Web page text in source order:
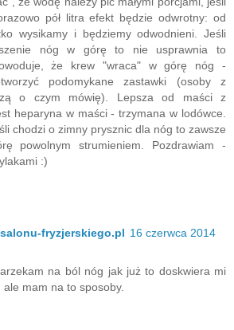
pół litra efekt będzie odwrotny: od
wysikamy i będziemy odwodnieni. Jeśli
nóg w górę to nie usprawnia to
że krew "wraca" w górę nóg -
podomykane zastawki (osoby z
o czym mówię). Lepsza od maści z
heparyna w maści - trzymana w lodówce.
chodzi o zimny prysznic dla nóg to zawsze
powolnym strumieniem. Pozdrawiam -
:)
fryzjerskiego.pl 16 czerwca 2014
na ból nóg jak już to doskwiera mi
ale mam na to sposoby.